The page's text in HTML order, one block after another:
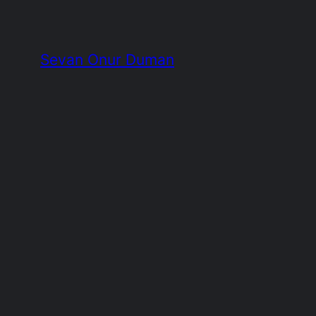
Sevan Onur Duman